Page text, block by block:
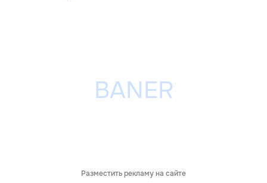
Разместить рекламу на сайте